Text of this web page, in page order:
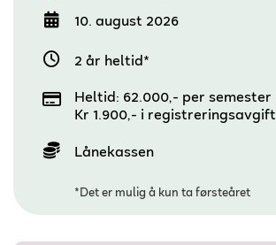
10. august 2026
2 år heltid*
Heltid: 62.000,- per semester
Kr 1.900,- i registreringsavgift
Lånekassen
*Det er mulig å kun ta førsteåret